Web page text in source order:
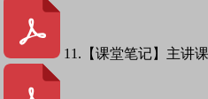
11.【课堂笔记】主讲